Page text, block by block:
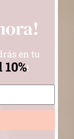
en tu
!